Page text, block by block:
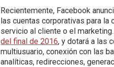
Recientemente, Facebook
las cuentas corporativas para
servicio al cliente o el marketing.
del final de 2016, y dotará a las
multiusuario, conexión con las
analíticas, redirecciones,